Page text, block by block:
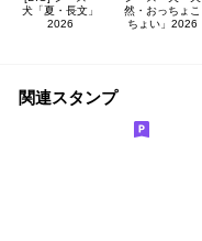
犬「夏・長文」
2026
然・おっちょこ
ちょい」2026
関連スタンプ